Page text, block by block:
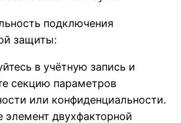
подключения
защиты:
в учётную запись и
секцию параметров
или конфиденциальности.
двухфакторной